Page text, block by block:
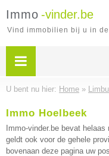
Immo -vinder.be
Vind immobilien bij u in
U bent nu hier: Home »
Immo Hoelbeek
Immo-vinder.be bevat helaas
geldt ook voor de gehele
bovenaan deze pagina uw